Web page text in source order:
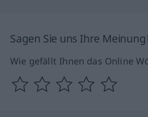
Sagen Sie uns Ihre
Wie gefällt Ihnen das Online